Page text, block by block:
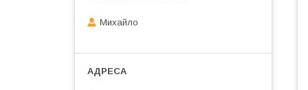
Михайло